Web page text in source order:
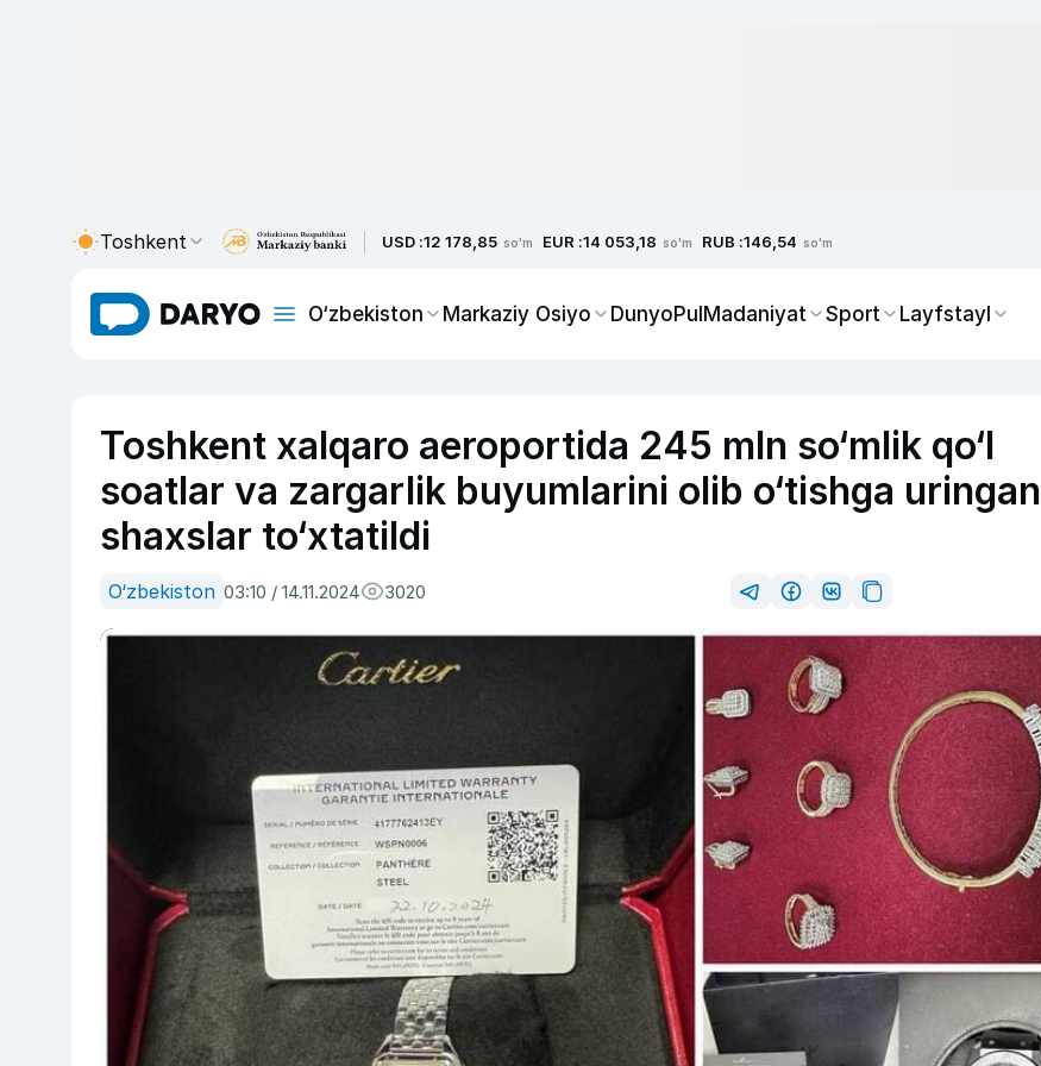
Toshkent USD :12 178,85 so'm EUR :14 053,18 so'm RUB :146,54 so'm
O‘zbekiston Markaziy Osiyo DunyoPulMadaniyat Sport Layfstayl
Toshkent xalqaro aeroportida 245 mln so‘mlik qo‘l
soatlar va zargarlik buyumlarini olib o‘tishga uringan
shaxslar to‘xtatildi
O‘zbekiston 03:10 / 14.11.2024 3020